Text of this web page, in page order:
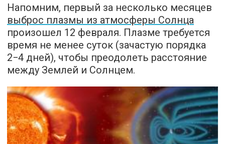
Напомним, первый за несколько месяцев
выброс плазмы из атмосферы Солнца
произошел 12 февраля. Плазме требуется
время не менее суток (зачастую порядка
2−4 дней), чтобы преодолеть расстояние
между Землей и Солнцем.